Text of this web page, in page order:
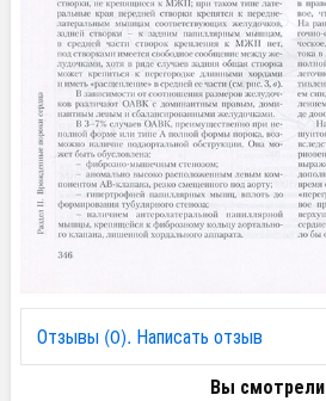
Отзывы (0). Написать отзыв
Вы смотрели